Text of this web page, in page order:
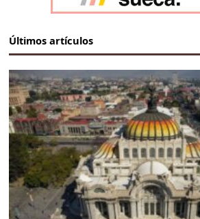
Últimos artículos